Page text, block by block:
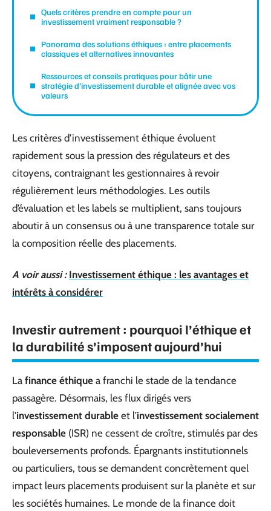
Quels critères prendre en compte pour un
investissement vraiment responsable ?
Panorama des solutions éthiques : entre placements
classiques et alternatives innovantes
Ressources et conseils pratiques pour bâtir une
stratégie d’investissement durable et alignée avec vos
valeurs
Les critères d’investissement éthique évoluent
rapidement sous la pression des régulateurs et des
citoyens, contraignant les gestionnaires à revoir
régulièrement leurs méthodologies. Les outils
d’évaluation et les labels se multiplient, sans toujours
aboutir à un consensus ou à une transparence totale sur
la composition réelle des placements.
A voir aussi : Investissement éthique : les avantages et
intérêts à considérer
Investir autrement : pourquoi l’éthique et
la durabilité s’imposent aujourd’hui
La finance éthique a franchi le stade de la tendance
passagère. Désormais, les flux dirigés vers
l’investissement durable et l’investissement socialement
responsable (ISR) ne cessent de croître, stimulés par des
bouleversements profonds. Épargnants institutionnels
ou particuliers, tous se demandent concrètement quel
impact leurs placements produisent sur la planète et sur
les sociétés humaines. Le monde de la finance doit